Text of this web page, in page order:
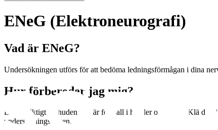
ENeG (Elektroneurografi)
Vad är ENeG?
Undersökningen utförs för att bedöma ledningsförmågan i dina
Hur förbereder jag mig?
Det är viktigt att huden inte är för kall i händer och fötter. Klä dig
undersökningsdagen.